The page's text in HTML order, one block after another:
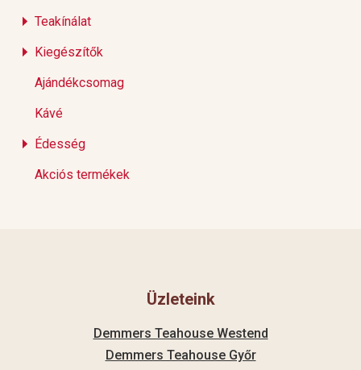
Teakínálat
Kiegészítők
Ajándékcsomag
Kávé
Édesség
Akciós termékek
Üzleteink
Demmers Teahouse Westend
Demmers Teahouse Győr